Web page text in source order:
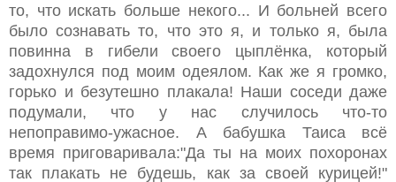
то, что искать больше некого... И больней всего
было сознавать то, что это я, и только я, была
повинна в гибели своего цыплёнка, который
задохнулся под моим одеялом. Как же я громко,
горько и безутешно плакала! Наши соседи даже
подумали, что у нас случилось что-то
непоправимо-ужасное. А бабушка Таиса всё
время приговаривала:"Да ты на моих похоронах
так плакать не будешь, как за своей курицей!"